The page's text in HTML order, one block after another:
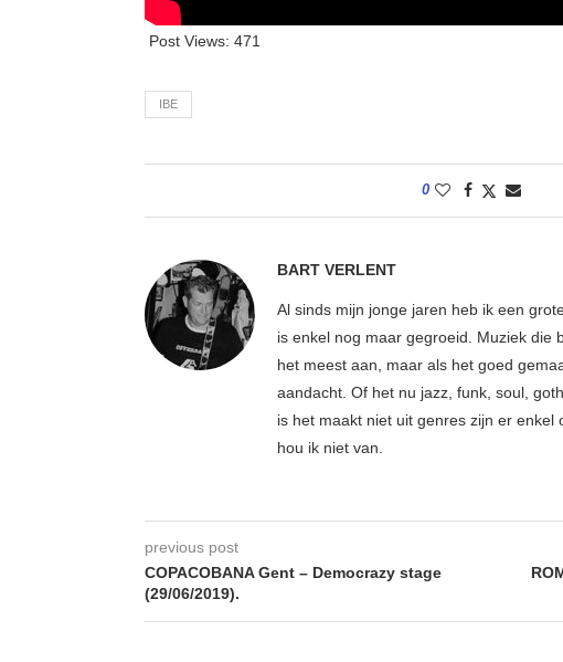
Post Views: 471
IBE
0
BART VERLENT
Al sinds mijn jonge jaren heb ik een
is enkel nog maar gegroeid. Muziek die
het meest aan, maar als het goed
aandacht. Of het nu jazz, funk, soul,
is het maakt niet uit genres zijn er
hou ik niet van.
previous post
COPACOBANA Gent – Democrazy stage
(29/06/2019).